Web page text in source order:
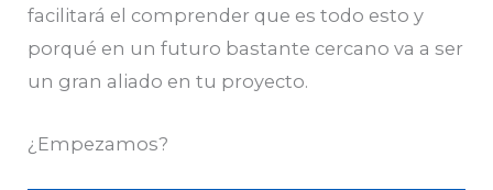
facilitará el comprender que es todo esto y
porqué en un futuro bastante cercano va a ser
un gran aliado en tu proyecto.
¿Empezamos?